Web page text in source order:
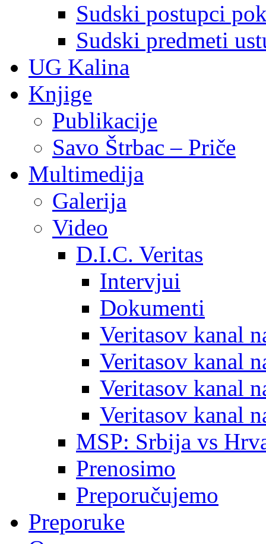
Sudski postupci
Sudski predmeti
UG Kalina
Knjige
Publikacije
Savo Štrbac – Priče
Multimedija
Galerija
Video
D.I.C. Veritas
Intervjui
Dokumenti
Veritasov kanal
Veritasov kanal
Veritasov kanal
Veritasov kanal
MSP: Srbija vs
Prenosimo
Preporučujemo
Preporuke